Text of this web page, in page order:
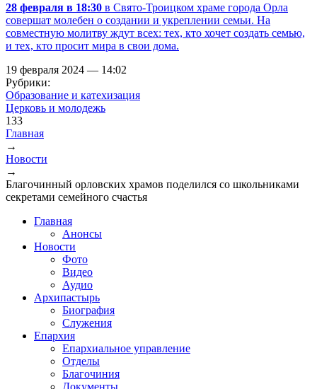
28 февраля в 18:30 в Свято-Троицком храме города Орла
совершат молебен о создании и укреплении семьи. На
совместную молитву ждут всех: тех, кто хочет создать семью,
и тех, кто просит мира в свои дома.
19 февраля 2024 — 14:02
Рубрики:
Образование и катехизация
Церковь и молодежь
133
Вы здесь
Главная
→
Новости
→
Благочинный орловских храмов поделился со школьниками
секретами семейного счастья
Главная
Анонсы
Новости
Фото
Видео
Аудио
Архипастырь
Биография
Служения
Епархия
Епархиальное управление
Отделы
Благочиния
Документы